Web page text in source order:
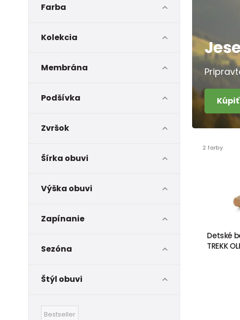
Farba
Kolekcia
Membrána
Podšívka
Zvršok
Šírka obuvi
Výška obuvi
Zapínanie
Sezóna
Štýl obuvi
Bestseller
Kúpiť
2 farby
Detské
TREKK